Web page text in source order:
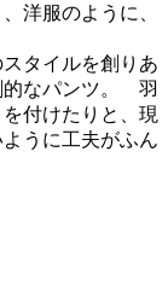
洋服のように、
タイルを創りあ
的なパンツ。 羽
付けたりと、現
うに工夫がふん